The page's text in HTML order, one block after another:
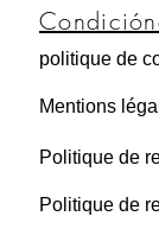
politique de
Mentions
Politique de
Politique de